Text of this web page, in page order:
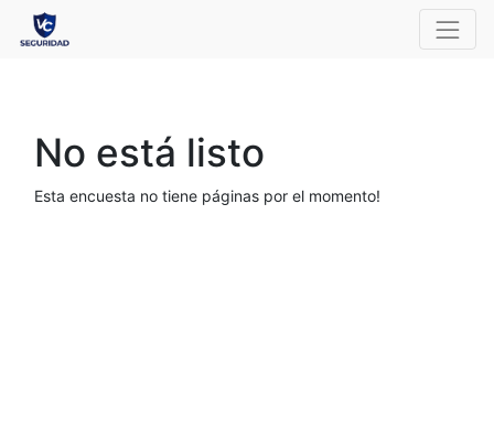
No está listo
Esta encuesta no tiene páginas por el momento!